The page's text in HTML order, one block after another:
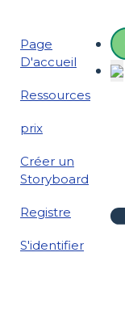
Page
D'accueil
Ressources
prix
Créer un
Storyboard
Registre
S'identifier